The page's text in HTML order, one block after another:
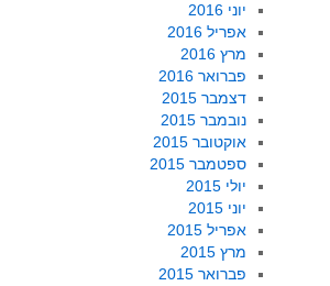
יוני 2016
אפריל 2016
מרץ 2016
פברואר 2016
דצמבר 2015
נובמבר 2015
אוקטובר 2015
ספטמבר 2015
יולי 2015
יוני 2015
אפריל 2015
מרץ 2015
פברואר 2015